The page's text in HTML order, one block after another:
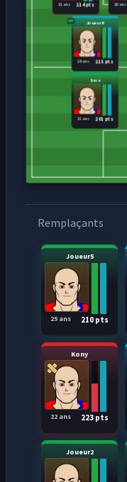
Sasa
201 pts
21 ans
Joueur6
215 pts
28 ans
214 pts
21 ans 20 ans
Remplaçants
Joueur5
210 pts
25 ans
Kony
223 pts
22 ans
Joueur2